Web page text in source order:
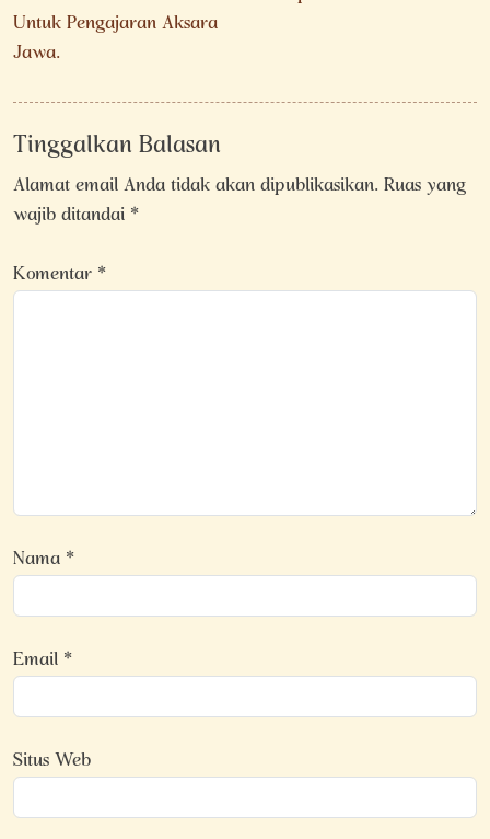
Untuk Pengajaran Aksara
Jawa.
Tinggalkan Balasan
Alamat email Anda tidak akan dipublikasikan.Ruas yang
wajib ditandai*
Komentar*
Nama*
Email*
Situs Web